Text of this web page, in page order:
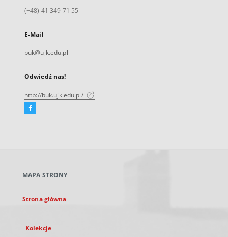
(+48) 41 349 71 55
E-Mail
buk@ujk.edu.pl
Odwiedź nas!
http://buk.ujk.edu.pl/
Facebook
karcie
MAPA STRONY
Strona główna
Kolekcje